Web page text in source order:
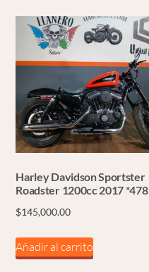
Harley Davidson Sportster
Roadster 1200cc 2017 *478
$145,000.00
Añadir al carrito